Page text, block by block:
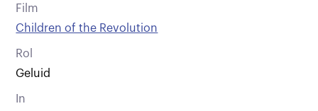
Film
Children of the Revolution
Rol
Geluid
In